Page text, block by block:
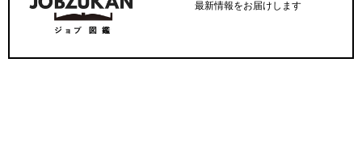
最新情報をお届けします